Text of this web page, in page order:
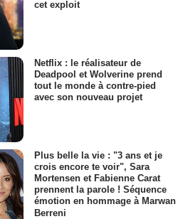
cet exploit
Netflix : le réalisateur de
Deadpool et Wolverine prend
tout le monde à contre-pied
avec son nouveau projet
Plus belle la vie : "3 ans et je
crois encore te voir", Sara
Mortensen et Fabienne Carat
prennent la parole ! Séquence
émotion en hommage à Marwan
Berreni